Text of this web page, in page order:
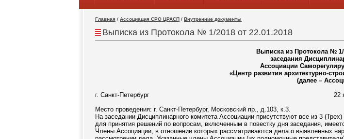
Главная / Ассоциация СРО ЦРАСП / Внутренние документы
Выписка из Протокола № 1/2018 от 22.01.2018
Выписка из Протокола № 1/
заседания
Ассоциации
«Центр развития архитектурно-
(далее –
г. Санкт-Петербург 22 января
Место проведения: г. Санкт-Петербург, Московский пр., д.103, к.3.
На заседании Дисциплинарного комитета Ассоциации присутствуют все из 3
для принятия решений по вопросам, включенным в повестку дня заседания,
Члены Ассоциации, в отношении которых рассматриваются дела о выявленных